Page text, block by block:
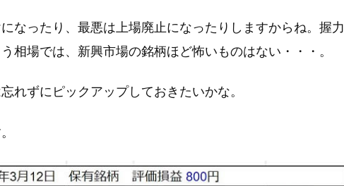
なったり、最悪は上場廃止になったりしますからね。握力
相場では、新興市場の銘柄ほど怖いものはない・・・。
れずにピックアップしておきたいかな。